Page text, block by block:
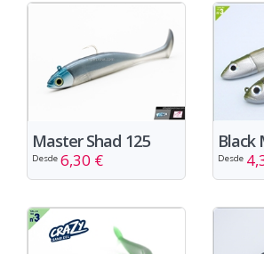
Master Shad 125
Desde 6,30 €
Black
Desde